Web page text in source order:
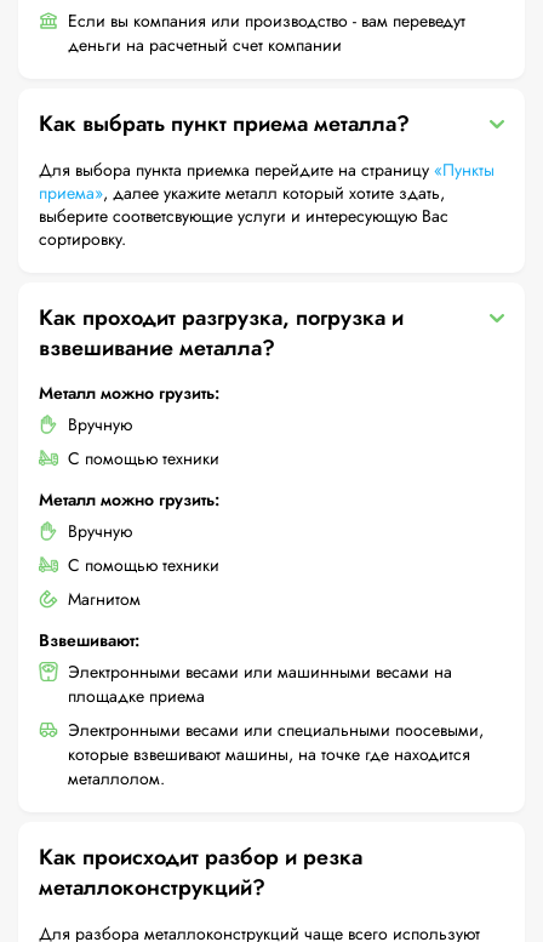
Если вы компания или производство - вам переведут
деньги на расчетный счет компании
Как выбрать пункт приема металла?
Для выбора пункта приемка перейдите на страницу «Пункты
приема», далее укажите металл который хотите здать,
выберите соответсвующие услуги и интересующую Вас
сортировку.
Как проходит разгрузка, погрузка и
взвешивание металла?
Металл можно грузить:
Вручную
С помощью техники
Металл можно грузить:
Вручную
С помощью техники
Магнитом
Взвешивают:
Электронными весами или машинными весами на
площадке приема
Электронными весами или специальными поосевыми,
которые взвешивают машины, на точке где находится
металлолом.
Как происходит разбор и резка
металлоконструкций?
Для разбора металлоконструкций чаще всего используют